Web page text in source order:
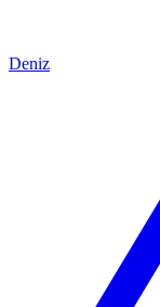
Deniz